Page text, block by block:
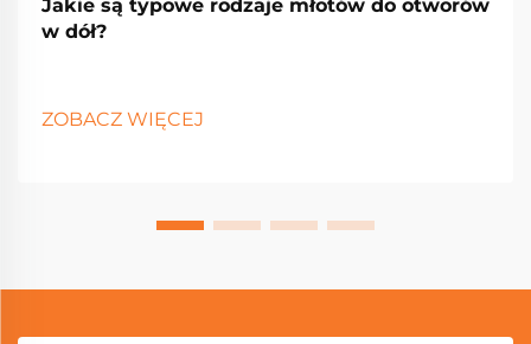
Jakie są typowe rodzaje młotów do otworów
w dół?
ZOBACZ WIĘCEJ